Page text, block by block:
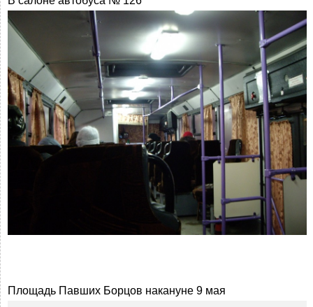
Площадь Павших Борцов накануне 9 мая